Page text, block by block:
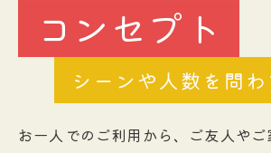
コンセプト
シーンや人数を問
お一人でのご利用から、ご友人や